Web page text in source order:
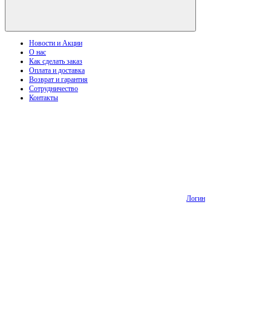
Новости и Акции
О нас
Как сделать заказ
Оплата и доставка
Возврат и гарантия
Сотрудничество
Контакты
Логин